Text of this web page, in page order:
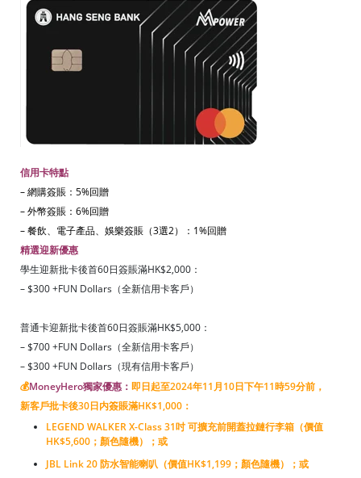
信用卡特點
– 網購簽賬：5%回贈
– 外幣簽賬：6%回贈
– 餐飲、電子產品、娛樂簽賬（3選2）：1%回贈
精選迎新優惠
學生迎新批卡後首60日簽賬滿HK$2,000：
– $300 +FUN Dollars（全新信用卡客戶）
普通卡迎新批卡後首60日簽賬滿HK$5,000：
– $700 +FUN Dollars（全新信用卡客戶）
– $300 +FUN Dollars（現有信用卡客戶）
💰MoneyHero獨家優惠： 即日起至2024年11月10日下午11時59分前，
新客戶批卡後30日内簽賬滿HK$1,000：
LEGEND WALKER X-Class 31吋 可擴充前開蓋拉鏈行李箱（價值
HK$5,600；顏色隨機）；或
JBL Link 20 防水智能喇叭（價值HK$1,199；顏色隨機）；或